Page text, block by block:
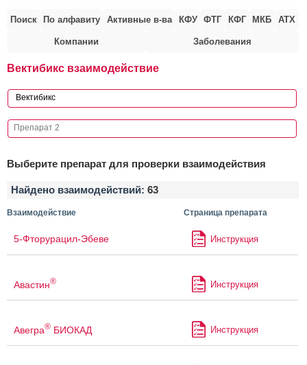
Поиск По алфавиту Активные в-ва КФУ ФТГ КФГ МКБ АТХ
Компании Заболевания
Вектибикс взаимодействие
Выберите препарат для проверки взаимодействия
Найдено взаимодействий: 63
Взаимодействие Страница препарата
5-Фторурацил-Эбеве Инструкция
Авастин® Инструкция
Авегра® БИОКАД Инструкция